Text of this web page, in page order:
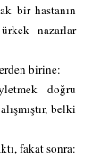
bir hastanın
nazarlar
birine:
doğru
belki
fakat sonra: